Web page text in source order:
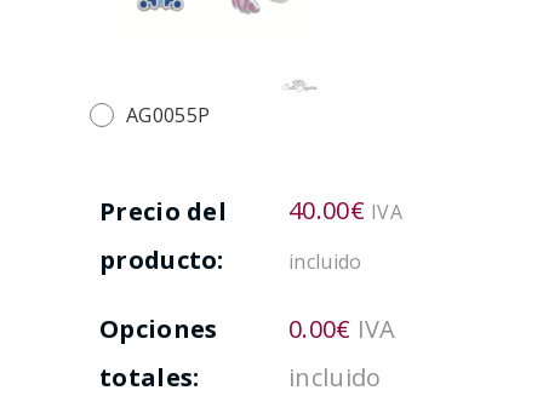
AG0055P
Precio del
producto:
40.00€ IVA
incluido
Opciones
totales:
0.00€ IVA
incluido